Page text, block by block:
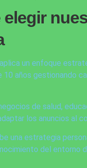
elegir
un enfoque
10 años gestionando
de salud,
los anuncios al
una estrategia
del entorno